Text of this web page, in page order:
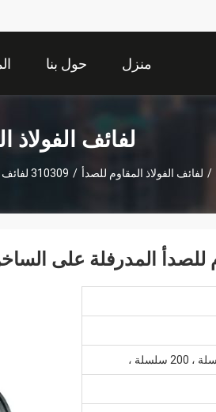
منزل حول بنا
لفائف الفولاذ
/ لفائف الفولاذ المقاوم للصدأ / 310309 لفائف الفولاذ المقاوم للصدأ المدرفلة على الساخن مصقول 3.0 مم - 12 مم